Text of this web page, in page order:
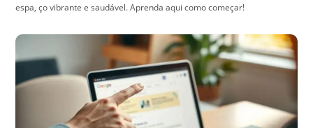
espa, ço vibrante e saudável. Aprenda aqui como começar!